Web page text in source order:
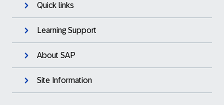
Quick links
Learning Support
About SAP
Site Information